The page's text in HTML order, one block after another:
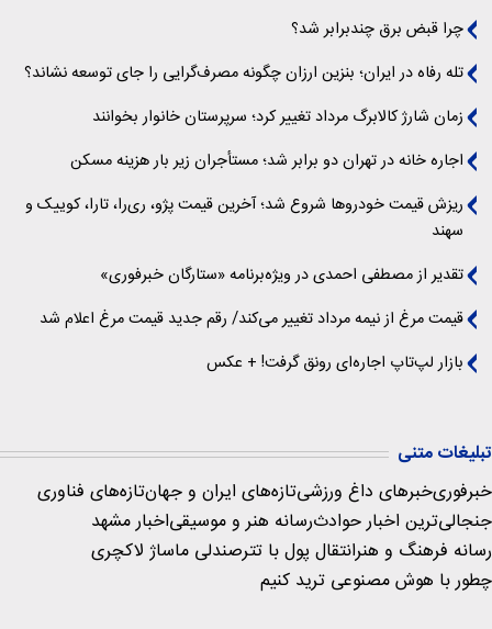
چرا قبض برق چندبرابر شد؟
تله رفاه در ایران؛ بنزین ارزان چگونه مصرف‌گرایی را جای توسعه نشاند؟
زمان شارژ کالابرگ مرداد تغییر کرد؛ سرپرستان خانوار بخوانند
اجاره خانه در تهران دو برابر شد؛ مستأجران زیر بار هزینه مسکن
ریزش قیمت خودروها شروع شد؛ آخرین قیمت پژو، ری‌را، تارا، کوییک و
سهند
تقدیر از مصطفی احمدی در ویژه‌برنامه «ستارگان خبرفوری»
قیمت مرغ از نیمه مرداد تغییر می‌کند/ رقم جدید قیمت مرغ اعلام شد
بازار لپ‌تاپ اجاره‌ای رونق گرفت! + عکس
تبلیغات متنی
خبرفوریخبرهای داغ ورزشیتازه‌های ایران و جهانتازه‌های فناوری
جنجالی‌ترین اخبار حوادثرسانه هنر و موسیقیاخبار مشهد
رسانه فرهنگ و هنرانتقال پول با تترصندلی ماساژ لاکچری
چطور با هوش مصنوعی ترید کنیم